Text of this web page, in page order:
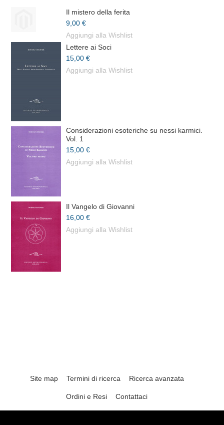
Il mistero della ferita
9,00 €
Aggiungi alla Wishlist
Lettere ai Soci
15,00 €
Aggiungi alla Wishlist
Considerazioni esoteriche su nessi karmici.
Vol. 1
15,00 €
Aggiungi alla Wishlist
Il Vangelo di Giovanni
16,00 €
Aggiungi alla Wishlist
Site map Termini di ricerca Ricerca avanzata
Ordini e Resi Contattaci